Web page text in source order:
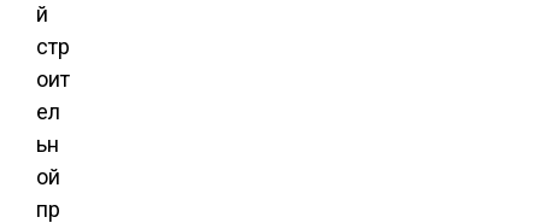
й
стр
оит
ел
ьн
ой
пр